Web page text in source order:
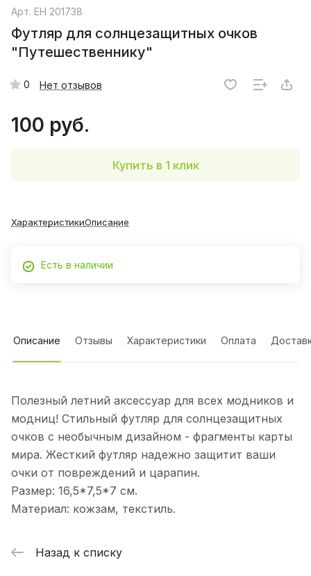
Арт. EH 201738
Футляр для солнцезащитных очков
"Путешественнику"
0 Нет отзывов
100 руб.
Купить в 1 клик
ХарактеристикиОписание
Есть в наличии
Описание Отзывы Характеристики Оплата
Полезный летний аксессуар для всех модников и
модниц! Стильный футляр для солнцезащитных
очков с необычным дизайном - фрагменты карты
мира. Жесткий футляр надежно защитит ваши
очки от повреждений и царапин.
Размер: 16,5*7,5*7 см.
Материал: кожзам, текстиль.
Назад к списку